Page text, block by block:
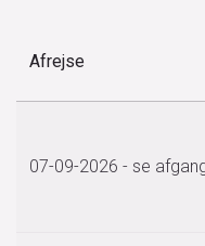
Afrejse
07-09-2026 - se